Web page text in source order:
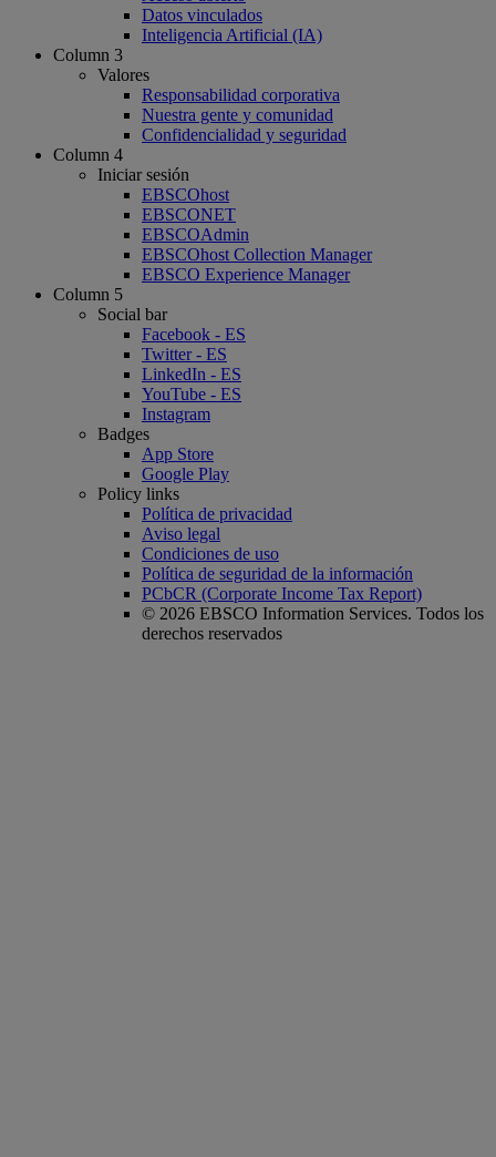
Datos vinculados
Inteligencia Artificial (IA)
Column 3
Valores
Responsabilidad corporativa
Nuestra gente y comunidad
Confidencialidad y seguridad
Column 4
Iniciar sesión
EBSCOhost
EBSCONET
EBSCOAdmin
EBSCOhost Collection Manager
EBSCO Experience Manager
Column 5
Social bar
Facebook - ES
Twitter - ES
LinkedIn - ES
YouTube - ES
Instagram
Badges
App Store
Google Play
Policy links
Política de privacidad
Aviso legal
Condiciones de uso
Política de seguridad de la información
PCbCR (Corporate Income Tax Report)
© 2026 EBSCO Information Services. Todos los
derechos reservados